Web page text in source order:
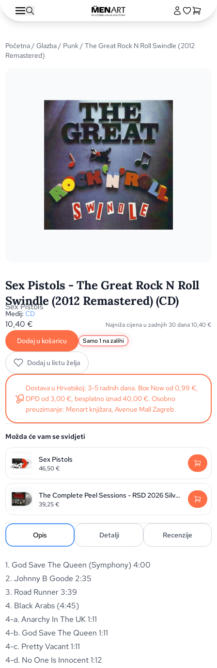
Početna/Glazba/ Punk/ The Great Rock N Roll Swindle (2012
Remastered)
Sex Pistols - The Great Rock N Roll
Swindle (2012 Remastered) (CD)
Sex Pistols
Medij: CD
10,40€ Najniža cijena u zadnjih 30 dana10,40€
Dodaj u košaricu Samo 1 na zalihi
Dodaj u listu želja
Dostava u Hrvatskoj: 3-5 radnih dana. Box Now od 0,99 €,
DPD od 3,00 €, besplatno iznad 40,00 €. Osobno
preuzimanje: Menart knjižara, Avenue Mall Zagreb.
Možda će vam se svidjeti
Sex Pistols
46,50€
The Complete Peel Sessions - RSD 2026 Silver Vinyl edition
39,25€
Opis Detalji Recenzije
1. God Save The Queen (Symphony) 4:00
2. Johnny B Goode 2:35
3. Road Runner 3:39
4. Black Arabs (4:45)
4-a. Anarchy In The UK 1:11
4-b. God Save The Queen 1:11
4-c. Pretty Vacant 1:11
4-d. No One Is Innocent 1:12